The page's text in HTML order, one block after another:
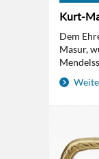
Kurt-
Dem
Masur,